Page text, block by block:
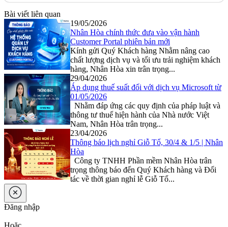
Bài viết liên quan
19/05/2026
Nhân Hòa chính thức đưa vào vận hành
Customer Portal phiên bản mới
Kính gửi Quý Khách hàng Nhằm nâng cao
chất lượng dịch vụ và tối ưu trải nghiệm khách
hàng, Nhân Hòa xin trân trọng...
29/04/2026
Áp dụng thuế suất đối với dịch vụ Microsoft từ
01/05/2026
Nhằm đáp ứng các quy định của pháp luật và
thông tư thuế hiện hành của Nhà nước Việt
Nam, Nhân Hòa trân trọng...
23/04/2026
Thông báo lịch nghỉ Giỗ Tổ, 30/4 & 1/5 | Nhân
Hòa
Công ty TNHH Phần mềm Nhân Hòa trân
trọng thông báo đến Quý Khách hàng và Đối
tác về thời gian nghỉ lễ Giỗ Tổ...
Đăng nhập
Hoặc